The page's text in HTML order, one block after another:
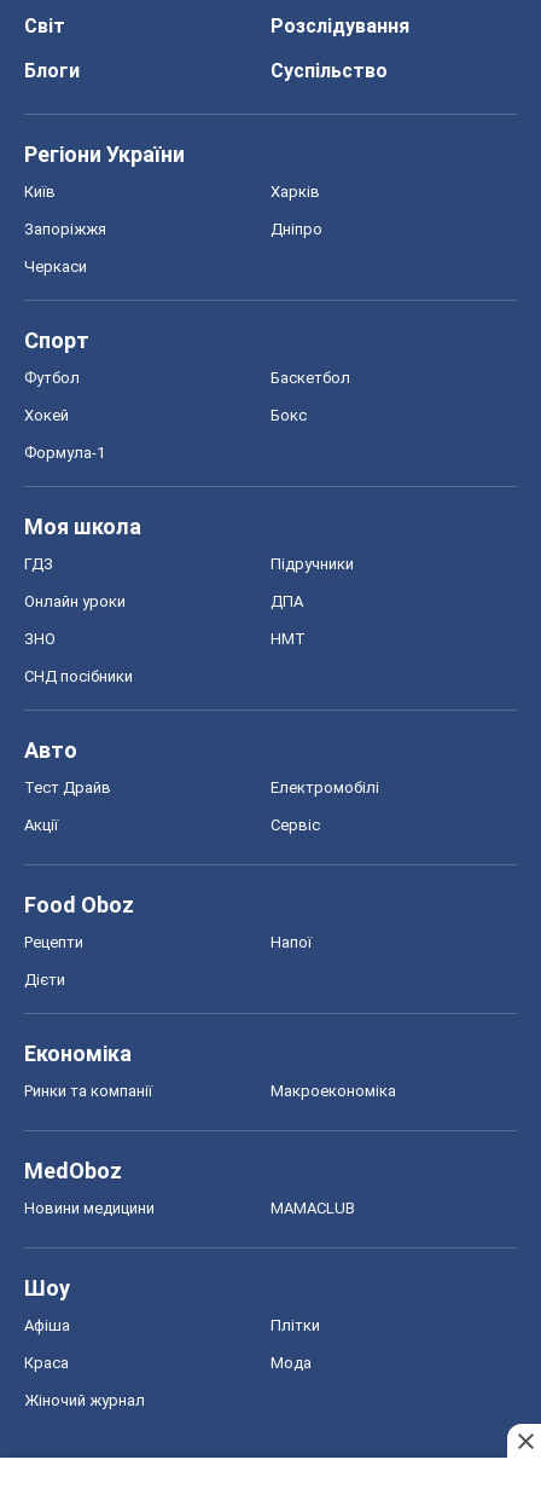
Світ
Розслідування
Блоги
Суспільство
Регіони України
Київ Харків
Запоріжжя Дніпро
Черкаси
Спорт
Футбол Баскетбол
Хокей Бокс
Формула-1
Моя школа
ГДЗ Підручники
Онлайн уроки ДПА
ЗНО НМТ
СНД посібники
Авто
Тест Драйв Електромобілі
Акції Сервіс
Food Oboz
Рецепти Напої
Дієти
Економіка
Ринки та компанії Макроекономіка
MedOboz
Новини медицини MAMACLUB
Шоу
Афіша Плітки
Краса Мода
Жіночий журнал